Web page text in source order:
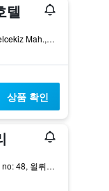
텔
236. Sokak Belcekiz Mah., 욀뤼데니즈, 튀르키예
상품 확인
Ölüdeniz Mah no: 48, 욀뤼데니즈, 튀르키예